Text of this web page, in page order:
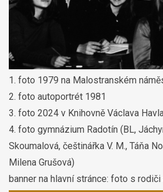
1. foto 1979 na Malostranském
2. foto autoportrét 1981
3. foto 2024 v Knihovně Václava
4. foto gymnázium Radotín (BL,
Skoumalová, češtinářka V. M., Táňa
Milena Grušová)
banner na hlavní stránce: foto s